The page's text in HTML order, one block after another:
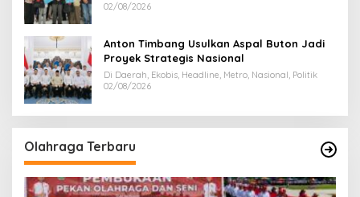
02/08/2026
Anton Timbang Usulkan Aspal Buton Jadi
Proyek Strategis Nasional
Di Daerah, Ekobis, Headline, Metro, Nasional, Politik
02/08/2026
Olahraga Terbaru